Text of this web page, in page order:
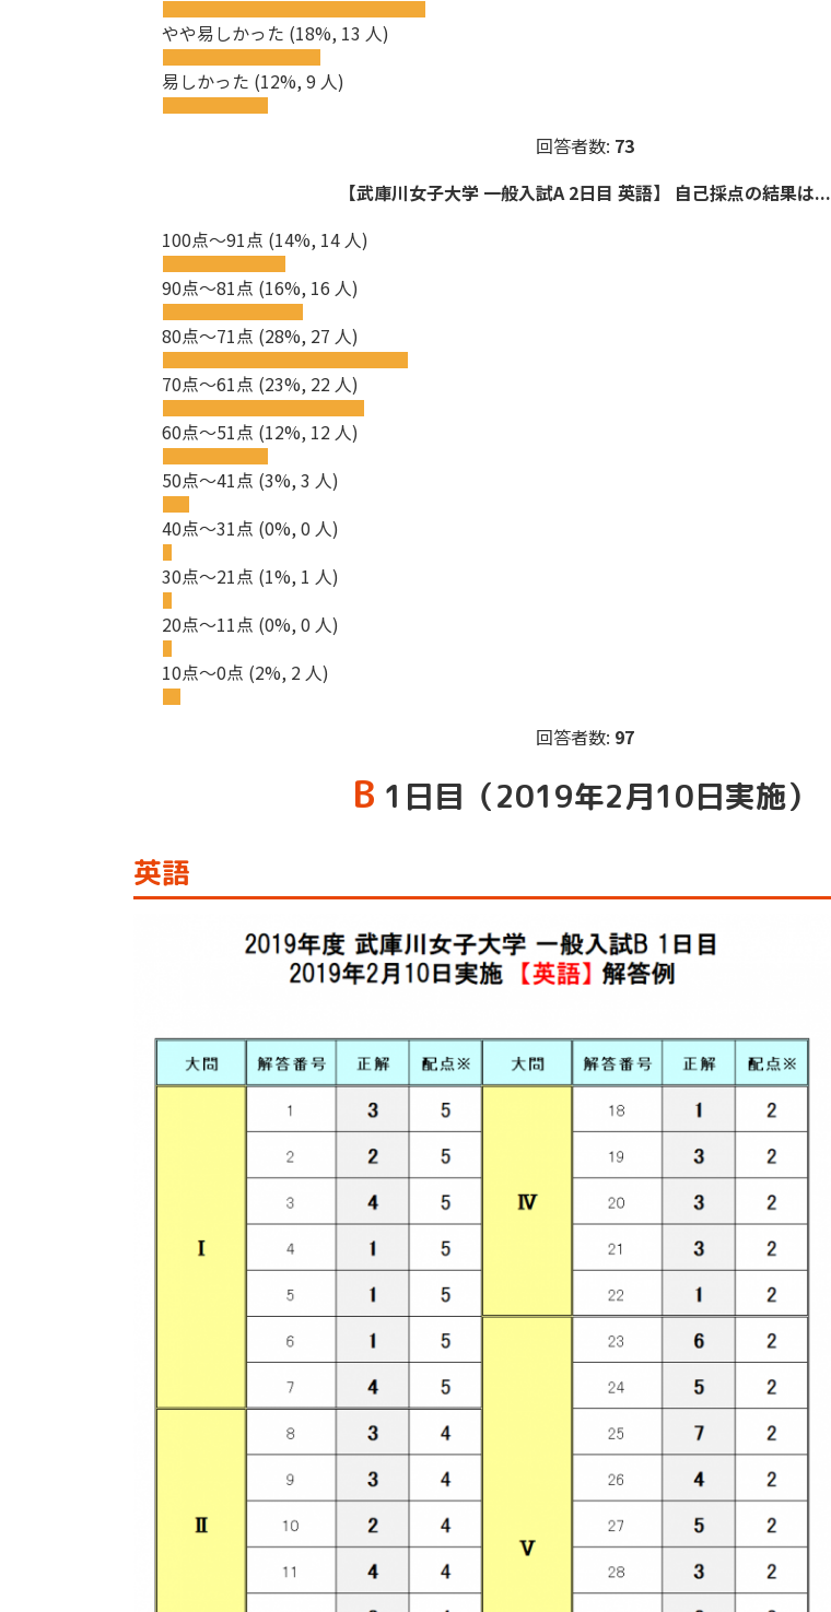
やや易しかった (18%, 13 人)
易しかった (12%, 9 人)
回答者数: 73
【武庫川女子大学 一般入試A 2日目 英語】 自己採点の結果は...
100点～91点 (14%, 14 人)
90点～81点 (16%, 16 人)
80点～71点 (28%, 27 人)
70点～61点 (23%, 22 人)
60点～51点 (12%, 12 人)
50点～41点 (3%, 3 人)
40点～31点 (0%, 0 人)
30点～21点 (1%, 1 人)
20点～11点 (0%, 0 人)
10点～0点 (2%, 2 人)
回答者数: 97
B 1日目（2019年2月10日実施）
英語